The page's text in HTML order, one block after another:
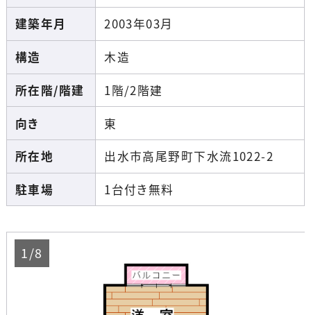
建築年月
2003年03月
構造
木造
所在階/階建
1階/2階建
向き
東
所在地
出水市高尾野町下水流1022-2
駐車場
1台付き無料
1/8